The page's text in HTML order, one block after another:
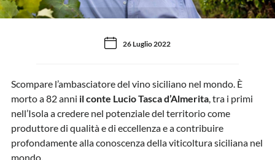
26 Luglio 2022
Scompare l’ambasciatore del vino siciliano nel mondo. È
morto a 82 anni il conte Lucio Tasca d’Almerita, tra i primi
nell’Isola a credere nel potenziale del territorio come
produttore di qualità e di eccellenza e a contribuire
profondamente alla conoscenza della viticoltura siciliana nel
mondo.